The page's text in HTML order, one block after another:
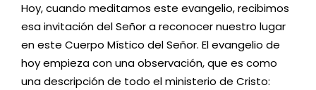
Hoy, cuando meditamos este evangelio, recibimos
esa invitación del Señor a reconocer nuestro lugar
en este Cuerpo Místico del Señor. El evangelio de
hoy empieza con una observación, que es como
una descripción de todo el ministerio de Cristo: